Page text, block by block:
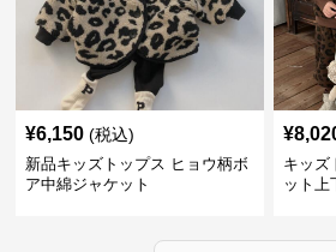
¥6,150 (税込)
新品キッズトップス ヒョウ柄ボ
ア中綿ジャケット
¥
キッズ
ット上